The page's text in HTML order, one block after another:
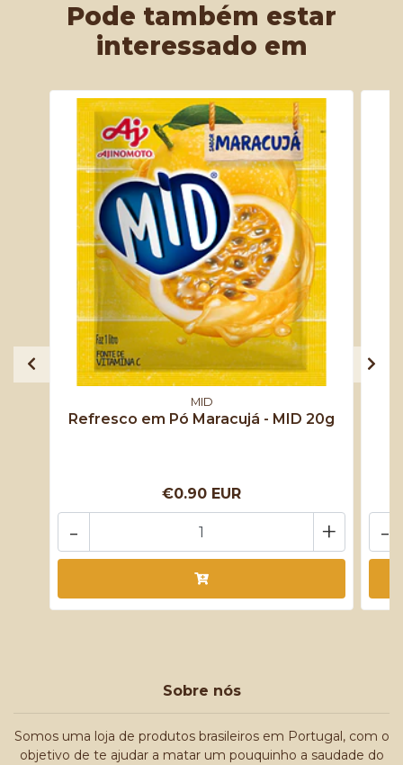
Pode também estar
interessado em
MID
Refresco em Pó Maracujá - MID 20g
€0.90 EUR
+
- -
Sobre nós
Somos uma loja de produtos brasileiros em Portugal, com o
objetivo de te ajudar a matar um pouquinho a saudade do